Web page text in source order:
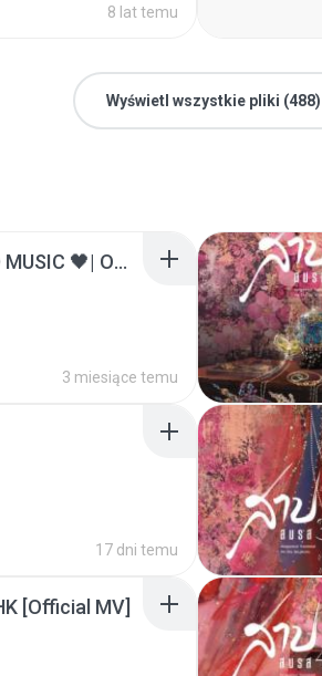
8 lat temu
Wyświetl wszystkie pliki (488)
ไม่มีใครรู้ตัวเรา– UNHEARD MUSIC 🖤| Official Lyric Video | เพลงสู้ชีวิต
3 miesiące temu
17 dni temu
[Official MV]